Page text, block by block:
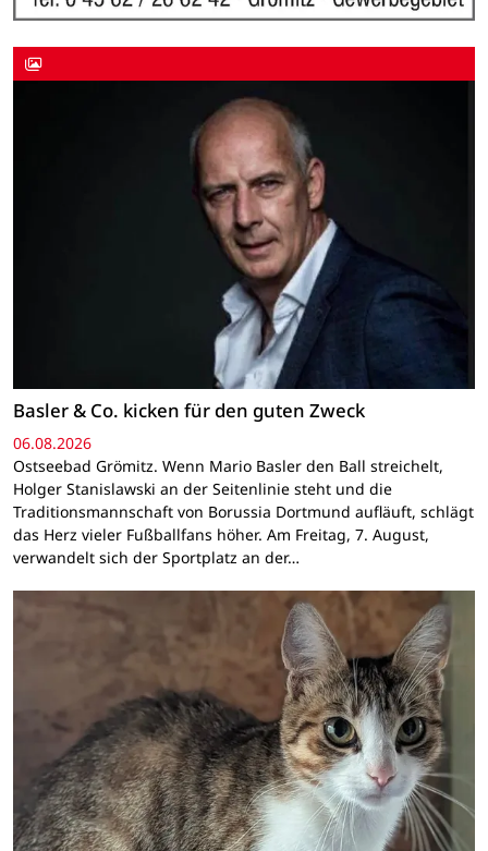
Basler & Co. kicken für den guten Zweck
06.08.2026
Ostseebad Grömitz. Wenn Mario Basler den Ball streichelt,
Holger Stanislawski an der Seitenlinie steht und die
Traditionsmannschaft von Borussia Dortmund aufläuft, schlägt
das Herz vieler Fußballfans höher. Am Freitag, 7. August,
verwandelt sich der Sportplatz an der…